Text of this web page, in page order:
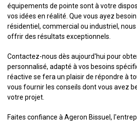
équipements de pointe sont à votre
vos idées en réalité. Que vous ayez
résidentiel, commercial ou industriel,
offrir des résultats exceptionnels.
Contactez-nous dès aujourd'hui pour
personnalisé, adapté à vos besoins
réactive se fera un plaisir de répondre à
vous fournir les conseils dont vous avez
votre projet.
Faites confiance à Ageron Bissuel,